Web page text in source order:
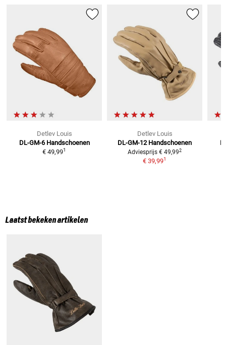
Detlev Louis
DL-GM-6 Handschoenen
€ 49,991
Detlev Louis
DL-GM-12 Handschoenen
Adviesprijs € 49,992
€ 39,991
Laatst bekeken artikelen